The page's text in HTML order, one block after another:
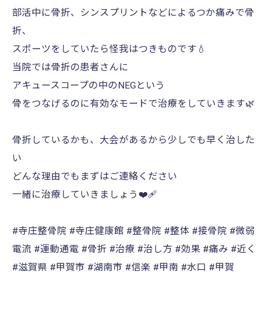
部活中に骨折、シンスプリントなどによるつか痛みで骨
折、
スポーツをしていたら怪我はつきものです💧
当院では骨折の患者さんに
アキュースコープの中のNEGという
骨をつなげるのに有効なモードで治療をしていきます🌿
骨折しているかも、大会があるから少しでも早く治した
い
どんな理由でもまずはご連絡ください
一緒に治療していきましょう❤️‍🩹
#寺庄整骨院 #寺庄健康館 #整骨院 #整体 #接骨院 #微弱
電流 #運動通電 #骨折 #治療 #治し方 #効果 #痛み #近く
#滋賀県 #甲賀市 #湖南市 #信楽 #甲南 #水口 #甲賀